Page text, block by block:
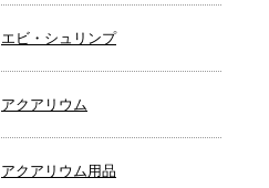
エビ・シュリンプ
アクアリウム
アクアリウム用品